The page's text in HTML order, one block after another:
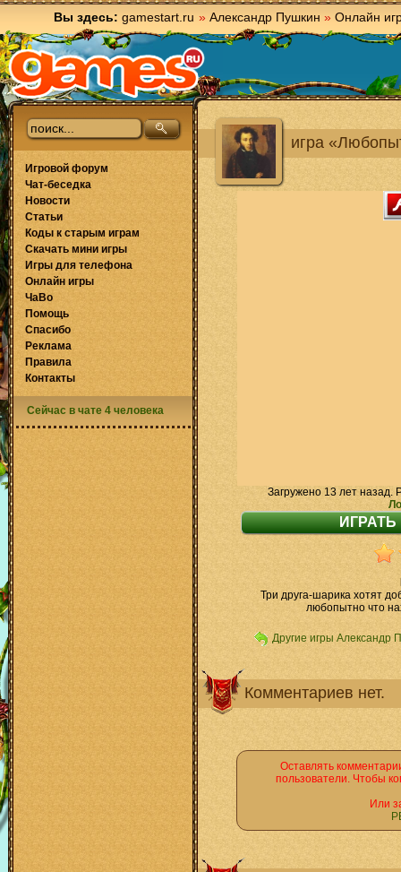
Вы здесь: gamestart.ru » Александр Пушкин » Онлайн
игра
Загружено 13 лет назад.
Три друга-шарика хотят
любопытно что
Другие игры Александр
Комментариев нет.
Оставлять
пользователи. Чтобы
Или
Игровой форум
Чат-беседка
Новости
Статьи
Коды к старым играм
Скачать мини игры
Игры для телефона
Онлайн игры
ЧаВо
Помощь
Спасибо
Реклама
Правила
Контакты
Сейчас в чате 4 человека